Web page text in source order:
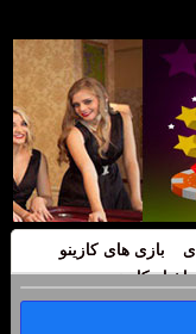
بازی های کازینو
اخبار کازینو